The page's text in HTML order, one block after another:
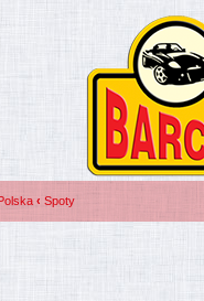
‹ Spoty